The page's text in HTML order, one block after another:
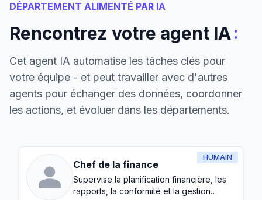
DÉPARTEMENT ALIMENTÉ PAR IA
Rencontrez votre agent IA:
Cet agent IA automatise les tâches clés pour
votre équipe - et peut travailler avec d'autres
agents pour échanger des données, coordonner
les actions, et évoluer dans les départements.
HUMAIN
Chef de la finance
Supervise la planification financière, les
rapports, la conformité et la gestion